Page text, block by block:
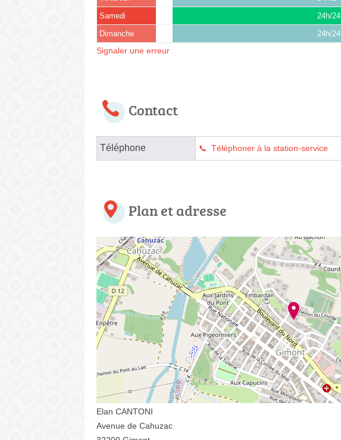
Samedi 24h/24
Dimanche 24h/24
Signaler une erreur
Contact
Téléphone Téléphoner à la station-service
Plan et adresse
Elan CANTONI
Avenue de Cahuzac